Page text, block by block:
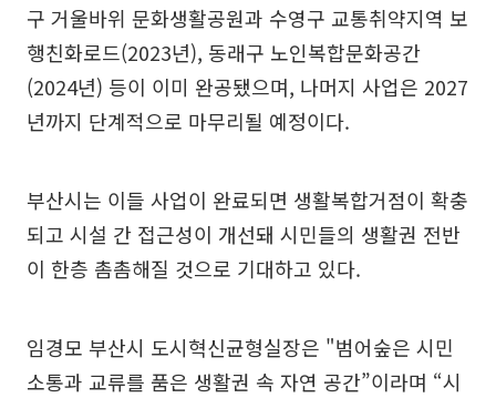
구 거울바위 문화생활공원과 수영구 교통취약지역 보
행친화로드(2023년), 동래구 노인복합문화공간
(2024년) 등이 이미 완공됐으며, 나머지 사업은 2027
년까지 단계적으로 마무리될 예정이다.
부산시는 이들 사업이 완료되면 생활복합거점이 확충
되고 시설 간 접근성이 개선돼 시민들의 생활권 전반
이 한층 촘촘해질 것으로 기대하고 있다.
임경모 부산시 도시혁신균형실장은 "범어숲은 시민
소통과 교류를 품은 생활권 속 자연 공간”이라며 “시